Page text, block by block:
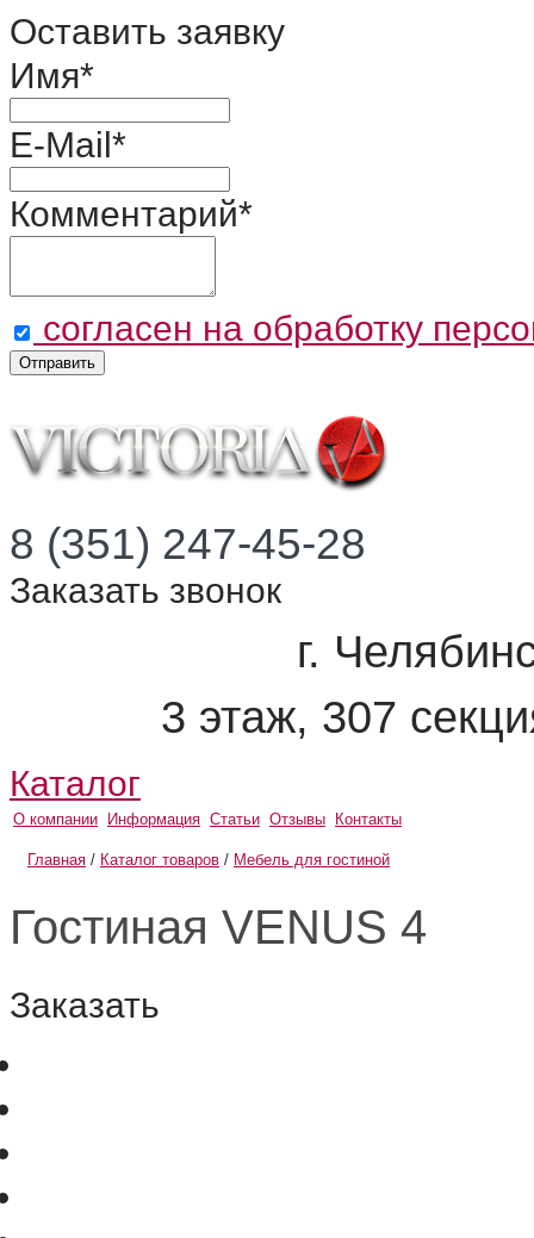
Оставить заявку
Имя*
E-Mail*
Комментарий*
согласен на обработку
Отправить
8 (351) 247-45-28
Заказать звонок
г.
3 этаж, 307
Каталог
О компании Информация Статьи Отзывы Контакты
Главная / Каталог товаров / Мебель для гостиной
Гостиная VENUS 4
Заказать